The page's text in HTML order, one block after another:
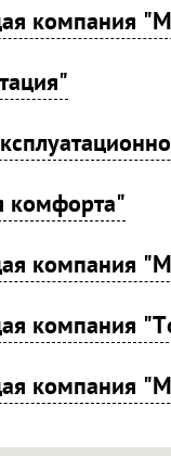
компания
комфорта"
компания
компания
компания